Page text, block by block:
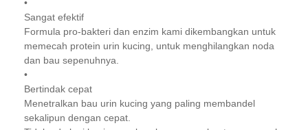
•
Sangat efektif
Formula pro-bakteri dan enzim kami dikembangkan untuk
memecah protein urin kucing, untuk menghilangkan noda
dan bau sepenuhnya.
•
Bertindak cepat
Menetralkan bau urin kucing yang paling membandel
sekalipun dengan cepat.